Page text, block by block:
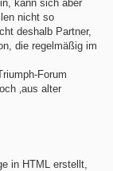
kann sich aber
nicht so
deshalb Partner,
die regelmäßig im
Forum
‚aus alter
in HTML erstellt,